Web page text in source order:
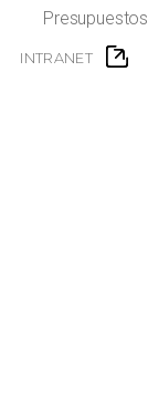
Presupuestos
INTRANET